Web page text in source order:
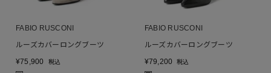
FABIO RUSCONI
ルーズカバーロングブーツ
¥75,900 税込
FABIO RUSCONI
ルーズカバーロングブーツ
¥79,200 税込